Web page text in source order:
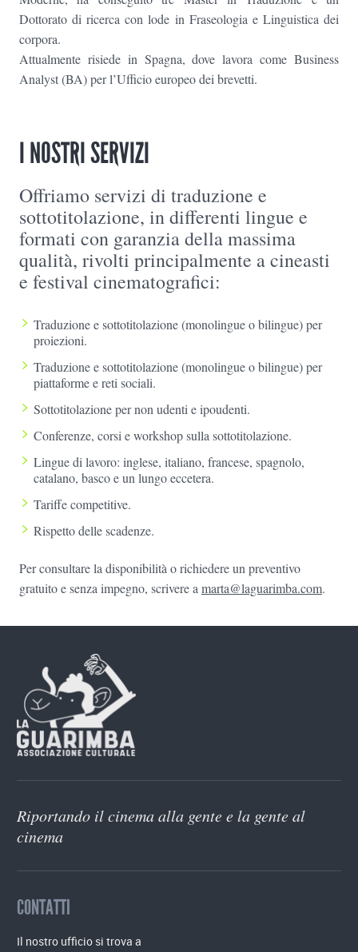
Dottorato di ricerca con lode in Fraseologia e Linguistica dei
corpora.
Attualmente risiede in Spagna, dove lavora come Business
Analyst (BA) per l’Ufficio europeo dei brevetti.
I NOSTRI SERVIZI
Offriamo servizi di traduzione e
sottotitolazione, in differenti lingue e
formati con garanzia della massima
qualità, rivolti principalmente a cineasti
e festival cinematografici:
Traduzione e sottotitolazione (monolingue o bilingue) per
proiezioni.
Traduzione e sottotitolazione (monolingue o bilingue) per
piattaforme e reti sociali.
Sottotitolazione per non udenti e ipoudenti.
Conferenze, corsi e workshop sulla sottotitolazione.
Lingue di lavoro: inglese, italiano, francese, spagnolo,
catalano, basco e un lungo eccetera.
Tariffe competitive.
Rispetto delle scadenze.
Per consultare la disponibilità o richiedere un preventivo
gratuito e senza impegno, scrivere a marta@laguarimba.com.
Riportando il cinema alla gente e la gente al
cinema
CONTATTI
Il nostro ufficio si trova a